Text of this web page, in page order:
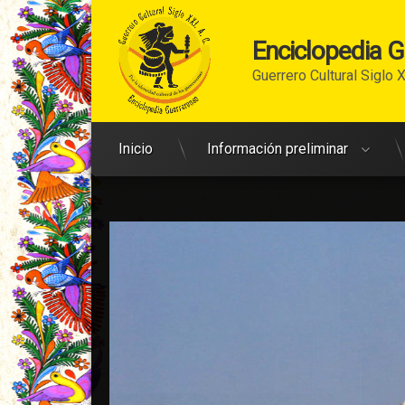
Ir
al
contenido
Enciclopedia
Guerrero Cultural Siglo
Inicio Información preliminar
Arriba